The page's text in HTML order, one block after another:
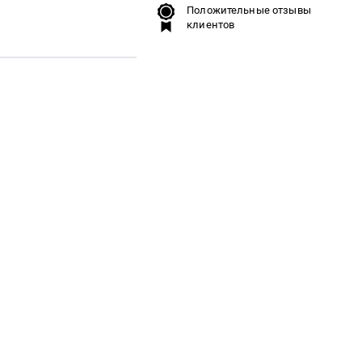
Положительные отзывы
клиентов